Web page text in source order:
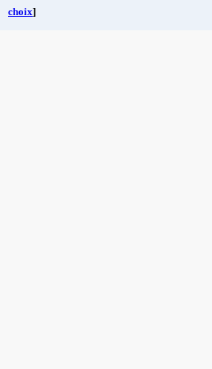
choix]